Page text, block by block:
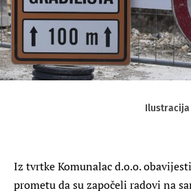
Ilustracija
Iz tvrtke Komunalac d.o.o.
prometu da su započeli radovi na